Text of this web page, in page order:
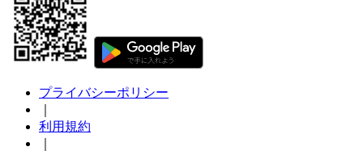
プライバシーポリシー
利用規約